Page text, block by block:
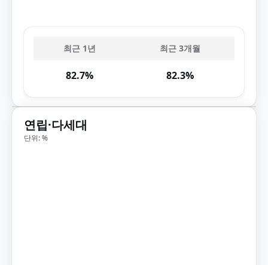
최근 1년 최근 3개월
82.7% 82.3%
연립·다세대
단위: %